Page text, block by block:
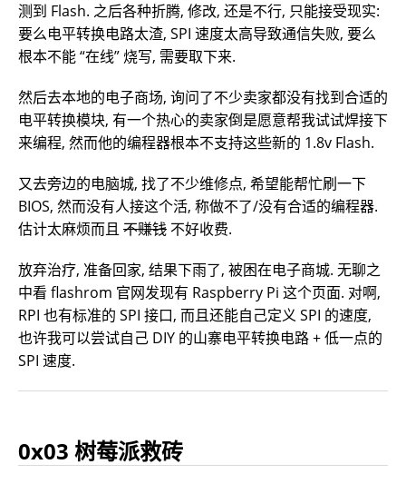
测到 Flash. 之后各种折腾, 修改, 还是不行, 只能接受现实:
要么电平转换电路太渣, SPI 速度太高导致通信失败, 要么
根本不能 “在线” 烧写, 需要取下来.
然后去本地的电子商场, 询问了不少卖家都没有找到合适的
电平转换模块, 有一个热心的卖家倒是愿意帮我试试焊接下
来编程, 然而他的编程器根本不支持这些新的 1.8v Flash.
又去旁边的电脑城, 找了不少维修点, 希望能帮忙刷一下
BIOS, 然而没有人接这个活, 称做不了/没有合适的编程器.
估计太麻烦而且 不赚钱 不好收费.
放弃治疗, 准备回家, 结果下雨了, 被困在电子商城. 无聊之
中看 flashrom 官网发现有 Raspberry Pi 这个页面. 对啊,
RPI 也有标准的 SPI 接口, 而且还能自己定义 SPI 的速度,
也许我可以尝试自己 DIY 的山寨电平转换电路 + 低一点的
SPI 速度.
0x03 树莓派救砖